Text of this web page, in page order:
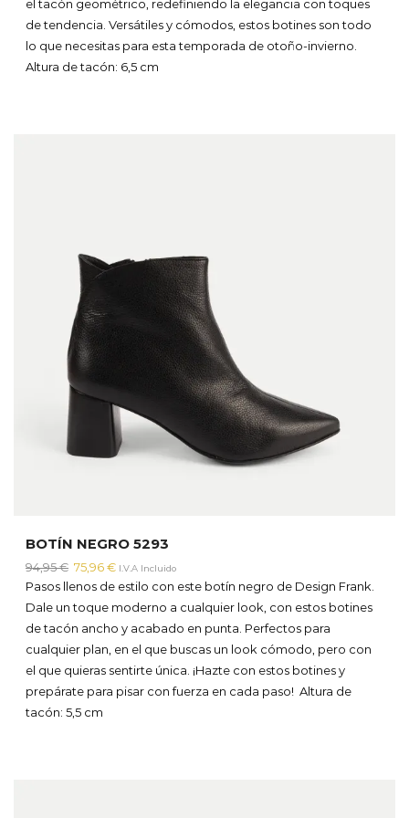
99,95 €.79,96 €.
el tacón geométrico, redefiniendo la elegancia con toques
de tendencia. Versátiles y cómodos, estos botines son todo
lo que necesitas para esta temporada de otoño-invierno.
Altura de tacón: 6,5 cm
BOTÍN NEGRO 5293
94,95€ El
precio
original
94,95 €.
75,96€El
precio
actual
75,96 €.
I.V.A Incluido
Pasos llenos de estilo con este botín negro de Design Frank.
Dale un toque moderno a cualquier look, con estos botines
de tacón ancho y acabado en punta. Perfectos para
cualquier plan, en el que buscas un look cómodo, pero con
el que quieras sentirte única. ¡Hazte con estos botines y
prepárate para pisar con fuerza en cada paso! Altura de
tacón: 5,5 cm